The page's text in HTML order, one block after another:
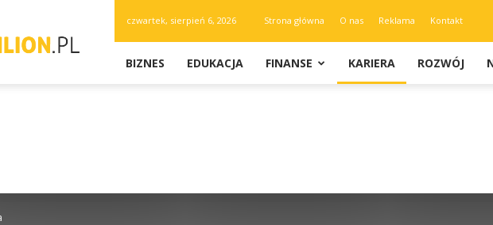
czwartek, sierpień 6, 2026 Strona główna O nas Reklama Kontakt
BIZNES EDUKACJA FINANSE KARIERA ROZWÓJ